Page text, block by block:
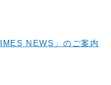
NEWS」のご案内